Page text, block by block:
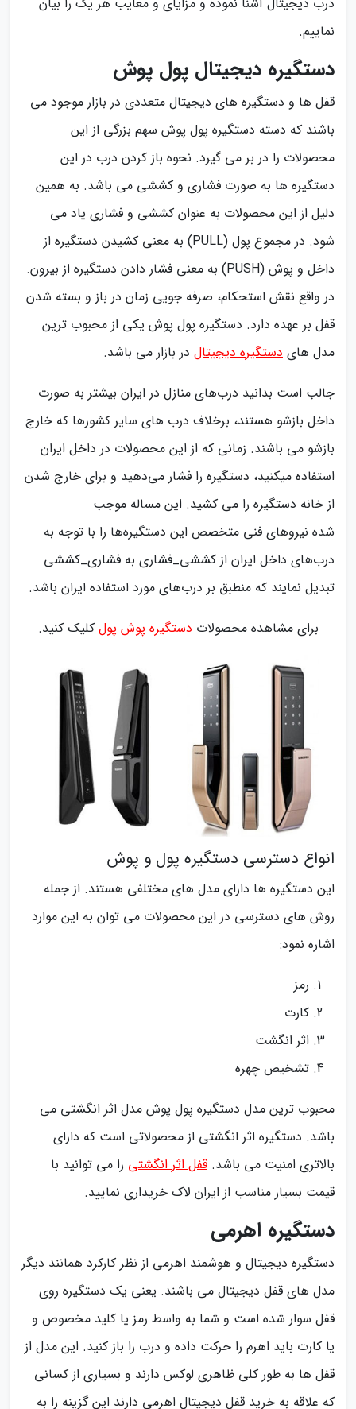
نماییم.
دستگیره دیجیتال پول پوش
قفل‌ ها و دستگیره های دیجیتال متعددی در بازار موجود می
باشند که دسته دستگیره پول پوش سهم بزرگی از این
محصولات را در بر می گیرد. نحوه باز کردن درب در این
دستگیره ها به صورت فشاری و کششی می باشد. به همین
دلیل از این محصولات به عنوان کششی و فشاری یاد می
شود. در مجموع پول (PULL) به معنی کشیدن دستگیره از
داخل و پوش (PUSH) به معنی فشار دادن دستگیره از بیرون.
در واقع نقش استحکام، صرفه‌ جویی زمان در باز و بسته شدن
قفل بر عهده دارد. دستگیره پول پوش یکی از محبوب ترین
مدل های دستگیره دیجیتال در بازار می باشد.
جالب است بدانید درب‌های منازل در ایران بیشتر به صورت
داخل بازشو هستند، برخلاف درب‌ های سایر کشورها که خارج
بازشو می‌ باشند. زمانی که از این محصولات در داخل ایران
استفاده میکنید، دستگیره را فشار می‌دهید و برای خارج شدن
از خانه دستگیره را می‌ کشید. این مساله موجب
شده نیروهای فنی متخصص این دستگیره‌ها را با توجه به
درب‌های داخل ایران از کششی_فشاری به فشاری_کششی
تبدیل نمایند که منطبق بر درب‌های مورد استفاده ایران باشد.
برای مشاهده محصولاتدستگیره پوش پول کلیک کنید.
انواع دسترسی دستگیره پول و پوش
این دستگیره ها دارای مدل های مختلفی هستند. از جمله
روش های دسترسی در این محصولات می توان به این موارد
اشاره نمود:
رمز
کارت
اثر انگشت
تشخیص چهره
محبوب ترین مدل دستگیره پول پوش مدل اثر انگشتی می
باشد. دستگیره اثر انگشتی از محصولاتی است که دارای
بالاتری امنیت می باشد. قفل اثر انگشتی را می توانید با
قیمت بسیار مناسب از ایران لاک خریداری نمایید.
دستگیره اهرمی
دستگیره دیجیتال و هوشمند اهرمی از نظر کارکرد همانند دیگر
مدل های قفل دیجیتال می باشند. یعنی یک دستگیره روی
قفل سوار شده است و شما به واسط رمز یا کلید مخصوص و
یا کارت باید اهرم را حرکت داده و درب را باز کنید. این مدل از
قفل ها به طور کلی ظاهری لوکس دارند و بسیاری از کسانی
که علاقه به خرید قفل دیجیتال اهرمی دارند این گزینه را به